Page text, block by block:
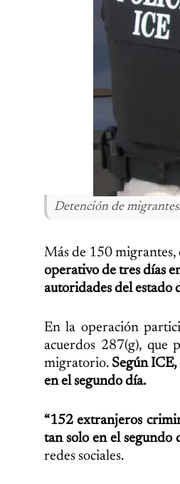
Detención de
Más de 150 migrantes,
operativo de tres días
autoridades del estado
En la operación
acuerdos 287(g), que
migratorio. Según
en el segundo día.
“152 extranjeros
tan solo en el segundo
redes sociales.